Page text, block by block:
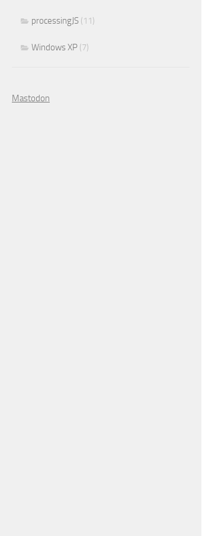
processingJS (11)
Windows XP (7)
Mastodon